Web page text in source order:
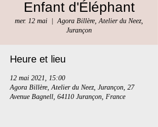
Enfant d'Éléphant
mer. 12 mai
  |
Agora Billère, Atelier du Neez,
Jurançon
Heure et lieu
12 mai 2021, 15:00
Agora Billère, Atelier du Neez, Jurançon, 27
Avenue Bagnell, 64110 Jurançon, France